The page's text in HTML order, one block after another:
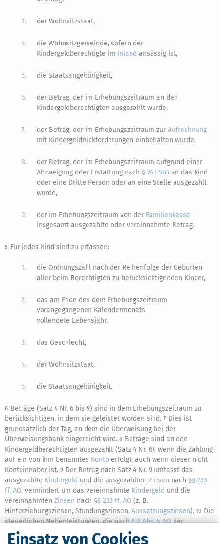
Einsatz von Cookies
3. der Wohnsitzstaat,
4.
die Wohnsitzgemeinde, sofern der
Kindergeldberechtigte im Inland ansässig ist,
5. die Staatsangehörigkeit,
6.
der Betrag, der im Erhebungszeitraum an den
Kindergeldberechtigten ausgezahlt wurde,
7. der Betrag, der im Erhebungszeitraum zurAufrechnung
mit Kindergeldrückforderungen einbehalten wurde,
8.
der Betrag, der im Erhebungszeitraum aufgrund einer
Abzweigung oder Erstattung nach § 74 EStG an das Kind
oder eine Dritte Person oder an eine Stelle ausgezahlt
wurde,
9. der im Erhebungszeitraum von der Familienkasse
insgesamt ausgezahlte oder vereinnahmte Betrag.
5 Für jedes Kind sind zu erfassen:
1.
die Ordnungszahl nach der Reihenfolge der Geburten
aller beim Berechtigten zu berücksichtigenden Kinder,
2.
das am Ende des dem Erhebungszeitraum
vorangegangenen Kalendermonats
vollendete Lebensjahr,
3. das Geschlecht,
4. der Wohnsitzstaat,
5. die Staatsangehörigkeit.
6 Beträge (Satz 4 Nr. 6 bis 9) sind in dem Erhebungszeitraum zu
berücksichtigen, in dem sie geleistet worden sind. 7 Dies ist
grundsätzlich der Tag, an dem die Überweisung bei der
Überweisungsbank eingereicht wird. 8 Beträge sind an den
Kindergeldberechtigten ausgezahlt (Satz 4 Nr. 6), wenn die Zahlung
auf ein von ihm benanntes Konto erfolgt, auch wenn dieser nicht
Kontoinhaber ist. 9 Der Betrag nach Satz 4 Nr. 9 umfasst das
ausgezahlte Kindergeld und die ausgezahlten Zinsen nach §§ 233
ff. AO, vermindert um das vereinnahmte Kindergeld und die
vereinnahmten Zinsen nach §§ 233 ff. AO (z. B.
Hinterziehungszinsen, Stundungszinsen, Aussetzungszinsen). 10 Die
steuerlichen Nebenleistungen, die nach§ 3 Abs. 5 AOder
verwaltenden Körperschaft zustehen (Säumniszuschläge,
Zwangsgelder, Kosten), sind nicht zu berücksichtigen.